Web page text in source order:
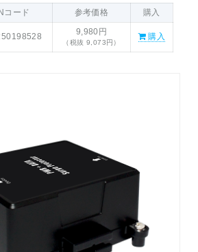
コード 参考価格 購入
9,980円
（税抜 9,073円）
購入